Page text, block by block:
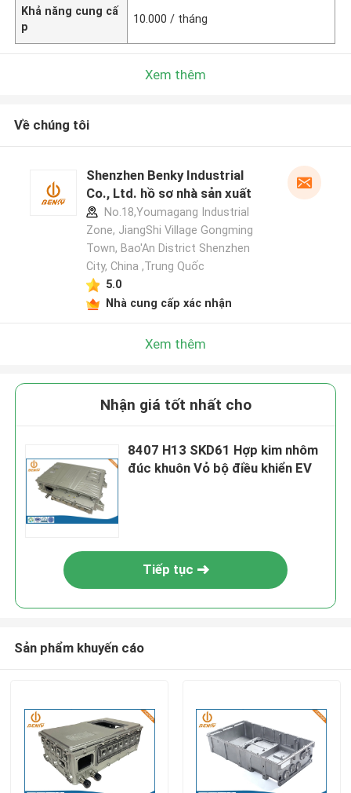
Khả năng cung cấ
p
10.000 / tháng
Xem thêm
Về chúng tôi
Shenzhen Benky Industrial
Co., Ltd. hồ sơ nhà sản xuất
No.18,Youmagang Industrial
Zone, JiangShi Village Gongming
Town, Bao'An District Shenzhen
City, China ,Trung Quốc
5.0
Nhà cung cấp xác nhận
Xem thêm
Nhận giá tốt nhất cho
8407 H13 SKD61 Hợp kim nhôm
đúc khuôn Vỏ bộ điều khiển EV
Tiếp tục
Sản phẩm khuyến cáo